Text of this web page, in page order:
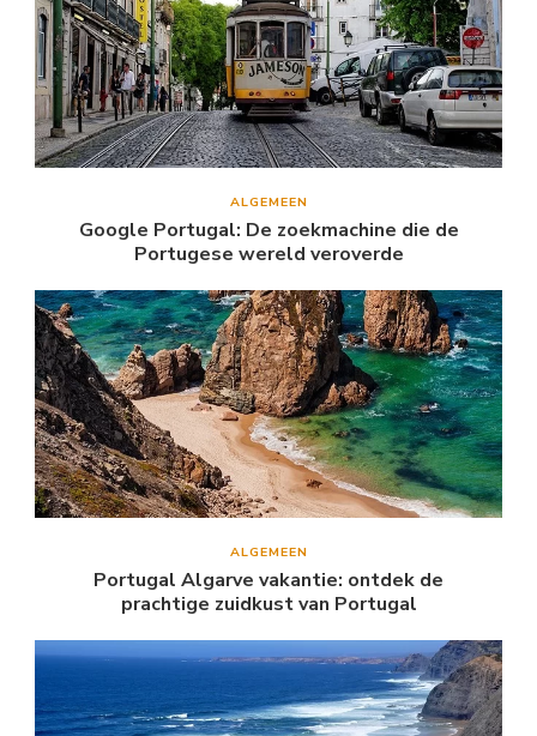
ALGEMEEN
Google Portugal: De zoekmachine die de
Portugese wereld veroverde
ALGEMEEN
Portugal Algarve vakantie: ontdek de
prachtige zuidkust van Portugal